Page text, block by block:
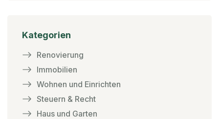
Kategorien
Renovierung
Immobilien
Wohnen und Einrichten
Steuern & Recht
Haus und Garten